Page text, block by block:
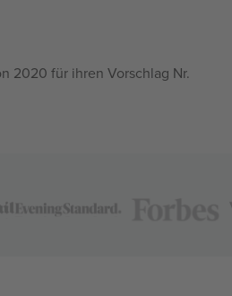
2020 für ihren Vorschlag Nr.